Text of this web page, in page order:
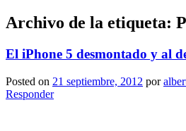
Archivo de la etiqueta:
El iPhone 5 desmontado y al
Posted on 21 septiembre, 2012 por
Responder